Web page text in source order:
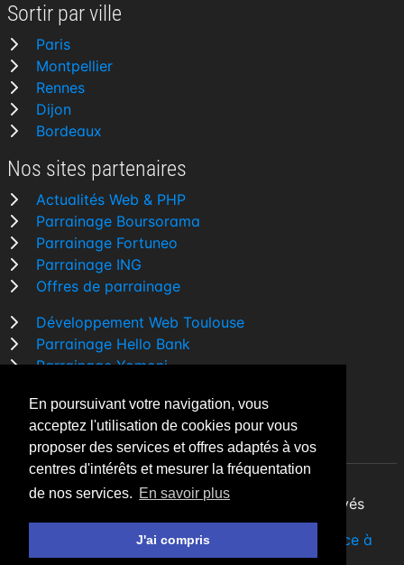
En poursuivant votre navigation, vous
acceptez l'utilisation de cookies pour vous
proposer des services et offres adaptés à vos
centres d'intérêts et mesurer la fréquentation
de nos services. En savoir plus
J'ai compris
Sortir par ville
Paris
Montpellier
Rennes
Dijon
Bordeaux
Nos sites partenaires
Actualités Web & PHP
Parrainage Boursorama
Parrainage Fortuneo
Parrainage ING
Offres de parrainage
Développement Web Toulouse
Parrainage Hello Bank
Parrainage Yomoni
Comparatif banque
By Night v5.7.3| © 2026 - Tous droits réservés
par undéveloppeur Web Freelance à
Toulouse